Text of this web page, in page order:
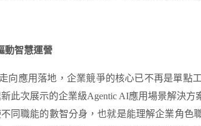
動智慧運營
向應用落地，企業競爭的核心已不再是單點
此次展示的企業級Agentic AI應用場景解決
同職能的數智分身，也就是能理解企業角色